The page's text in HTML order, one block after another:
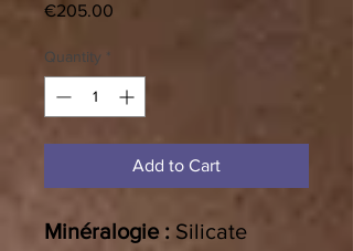
€205.00
Quantity *
Add to Cart
Minéralogie : Silicate